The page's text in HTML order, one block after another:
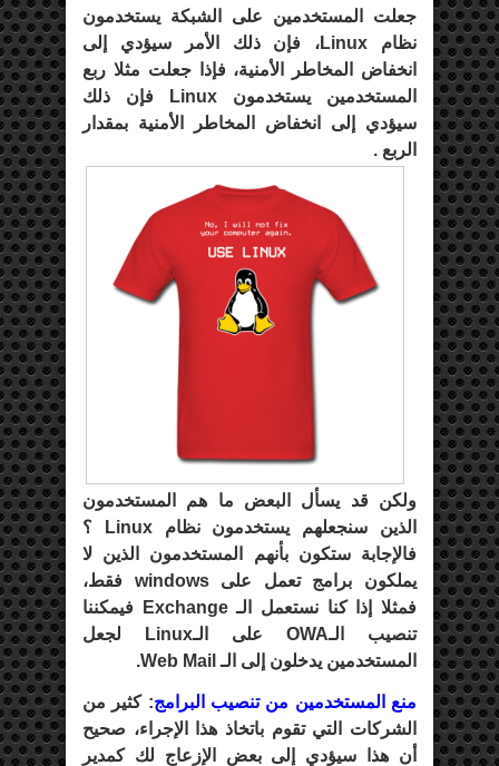
جعلت المستخدمين على الشبكة يستخدمون
نظام Linux، فإن ذلك الأمر سيؤدي إلى
انخفاض المخاطر الأمنية، فإذا جعلت مثلا ربع
المستخدمين يستخدمون Linux فإن ذلك
سيؤدي إلى انخفاض المخاطر الأمنية بمقدار
الربع .
ولكن قد يسأل البعض ما هم المستخدمون
الذين سنجعلهم يستخدمون نظام Linux ؟
فالإجابة ستكون بأنهم المستخدمون الذين لا
يملكون برامج تعمل على windows فقط،
فمثلا إذا كنا نستعمل الـ Exchange فيمكننا
تنصيب الـOWA على الـLinux لجعل
المستخدمين يدخلون إلى الـ Web Mail.
منع المستخدمين من تنصيب البرامج: كثير من
الشركات التي تقوم باتخاذ هذا الإجراء، صحيح
أن هذا سيؤدي إلى بعض الإزعاج لك كمدير